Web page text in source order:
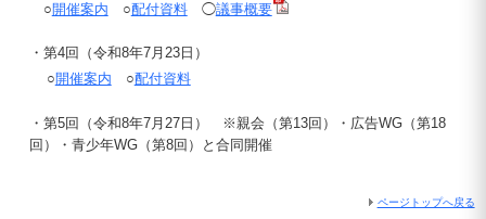
○開催案内 ○配付資料◯議事概要
・第4回（令和8年7月23日）
○開催案内 ○配付資料
・第5回（令和8年7月27日） ※親会（第13回）・広告WG（第18
回）・青少年WG（第8回）と合同開催
ページトップへ戻る